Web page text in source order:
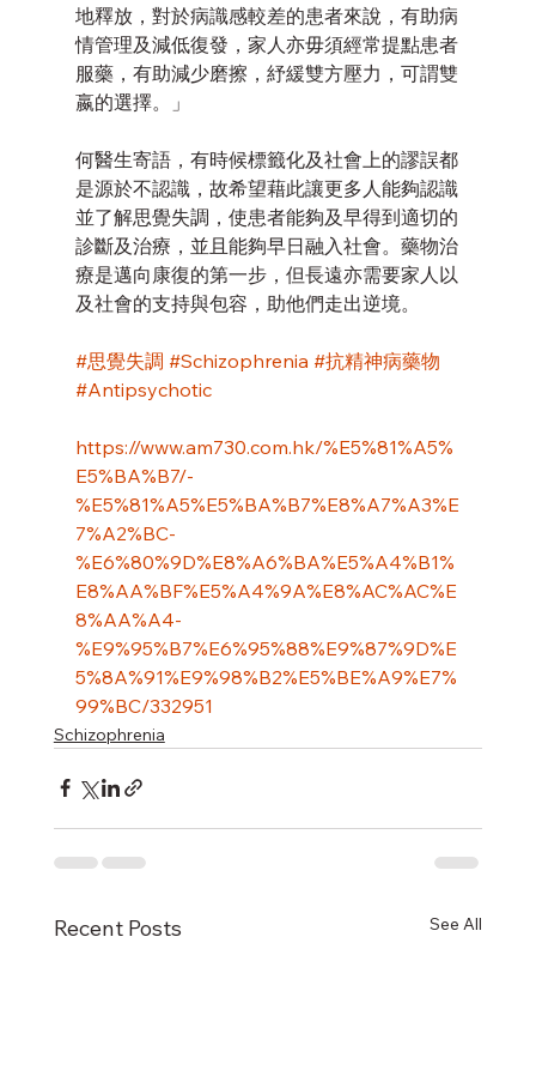
地釋放，對於病識感較差的患者來說，有助病
情管理及減低復發，家人亦毋須經常提點患者
服藥，有助減少磨擦，紓緩雙方壓力，可謂雙
嬴的選擇。」
何醫生寄語，有時候標籤化及社會上的謬誤都
是源於不認識，故希望藉此讓更多人能夠認識
並了解思覺失調，使患者能夠及早得到適切的
診斷及治療，並且能夠早日融入社會。藥物治
療是邁向康復的第一步，但長遠亦需要家人以
及社會的支持與包容，助他們走出逆境。
#思覺失調 #Schizophrenia #抗精神病藥物
#Antipsychotic
https://www.am730.com.hk/%E5%81%A5%
E5%BA%B7/-
%E5%81%A5%E5%BA%B7%E8%A7%A3%E
7%A2%BC-
%E6%80%9D%E8%A6%BA%E5%A4%B1%
E8%AA%BF%E5%A4%9A%E8%AC%AC%E
8%AA%A4-
%E9%95%B7%E6%95%88%E9%87%9D%E
5%8A%91%E9%98%B2%E5%BE%A9%E7%
99%BC/332951
Schizophrenia
Recent Posts See All